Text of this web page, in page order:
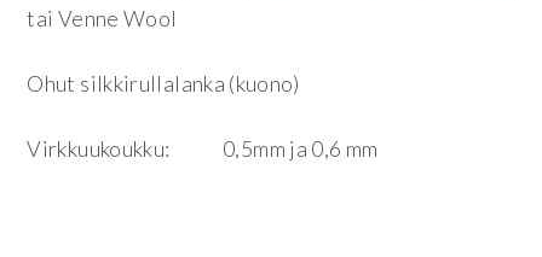
tai Venne Wool
Ohut silkkirullalanka (kuono)
Virkkuukoukku: 0,5mm ja 0,6 mm